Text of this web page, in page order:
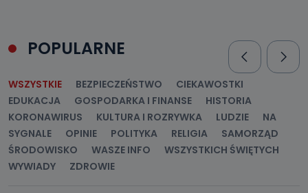
Do kiedy Państwa dane osobowe będą
przetwarzane na podstawie prawnie uzasadnionego celu
administratora – do momentu wniesienia sprzeciwu.
Jakie dane osobowe przetwarzamy?
Przetwarzane kategorie Państwa danych osobowych to
dane, które pochodzą bezpośrednio od Państwa (lub
POPULARNE
WSZYSTKIE BEZPIECZEŃSTWO
CIEKAWOSTKI
EDUKACJA
GOSPODARKA I FINANSE
HISTORIA
KORONAWIRUS
KULTURA I ROZRYWKA LUDZIE
NA
SYGNALE
OPINIE POLITYKA RELIGIA
SAMORZĄD
ŚRODOWISKO
WASZE INFO
WSZYSTKICH ŚWIĘTYCH
WYWIADY
ZDROWIE